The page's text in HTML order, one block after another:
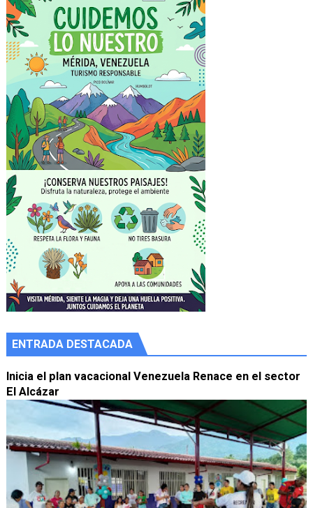
ENTRADA DESTACADA
Inicia el plan vacacional Venezuela Renace en el sector
El Alcázar